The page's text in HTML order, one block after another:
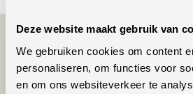
Deze website maakt gebruik van
We gebruiken cookies om content
personaliseren, om functies voor
en om ons websiteverkeer te